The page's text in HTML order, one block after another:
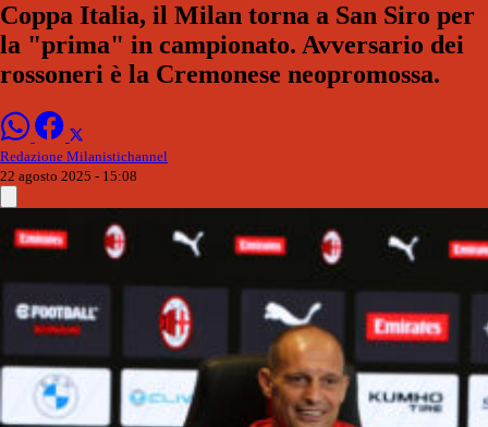
Coppa Italia, il Milan torna a San Siro per
la "prima" in campionato. Avversario dei
rossoneri è la Cremonese neopromossa.
Redazione Milanistichannel
22 agosto 2025 - 15:08